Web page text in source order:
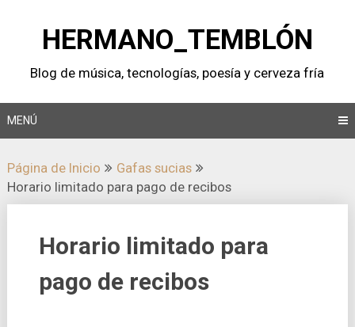
contenidoHERMANO_TEMBLÓN
Blog de música, tecnologí­as, poesí­a y cerveza frí­a
MENÚ
Página de Inicio
Gafas sucias
Horario limitado para pago de recibos
Horario limitado para
pago de recibos